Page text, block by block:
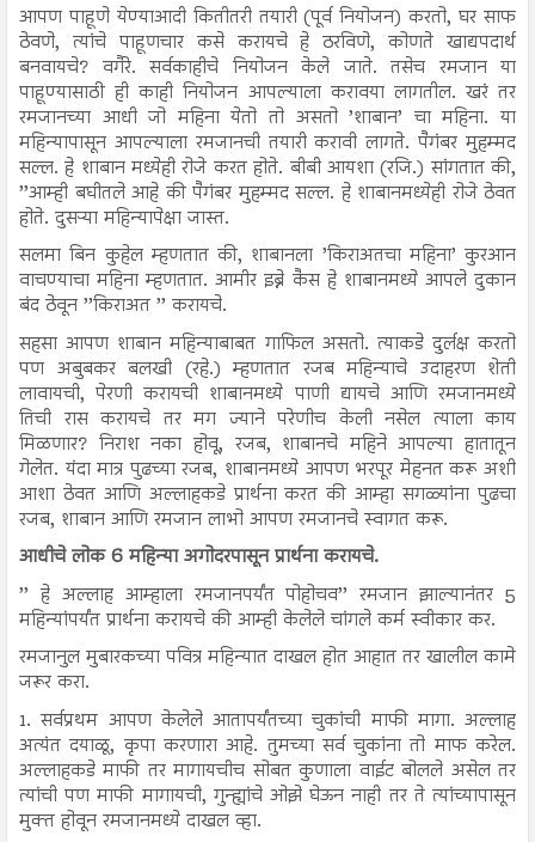
आपण पाहूणे येण्याआदी कितीतरी तयारी (पूर्व नियोजन) करतो, घर साफ
ठेवणे, त्यांचे पाहूणचार कसे करायचे हे ठरविणे, कोणते खाद्यपदार्थ
बनवायचे? वगैरे. सर्वकाहीचे नियोजन केले जाते. तसेच रमजान या
पाहूण्यासाठी ही काही नियोजन आपल्याला करावया लागतील. खरं तर
रमजानच्या आधी जो महिना येतो तो असतो ’शाबान’ चा महिना. या
महिन्यापासून आपल्याला रमजानची तयारी करावी लागते. पैगंबर मुहम्मद
सल्ल. हे शाबान मध्येही रोजे करत होते. बीबी आयशा (रजि.) सांगतात की,
’’आम्ही बघीतले आहे की पैगंबर मुहम्मद सल्ल. हे शाबानमध्येही रोजे ठेवत
होते. दुसऱ्या महिन्यापेक्षा जास्त.
सलमा बिन कुहेल म्हणतात की, शाबानला ’किराअतचा महिना’ कुरआन
वाचण्याचा महिना म्हणतात. आमीर इब्ने कैस हे शाबानमध्ये आपले दुकान
बंद ठेवून ’’किराअत ’’ करायचे.
सहसा आपण शाबान महिन्याबाबत गाफिल असतो. त्याकडे दुर्लक्ष करतो
पण अबुबकर बलखी (रहे.) म्हणतात रजब महिन्याचे उदाहरण शेती
लावायची, पेरणी करायची शाबानमध्ये पाणी द्यायचे आणि रमजानमध्ये
तिची रास करायचे तर मग ज्याने परेणीच केली नसेल त्याला काय
मिळणार? निराश नका होवू, रजब, शाबानचे महिने आपल्या हातातून
गेलेत. यंदा मात्र पुढच्या रजब, शाबानमध्ये आपण भरपूर मेहनत करू अशी
आशा ठेवत आणि अल्लाहकडे प्रार्थना करत की आम्हा सगळ्यांना पुढचा
रजब, शाबान आणि रमजान लाभो आपण रमजानचे स्वागत करू.
आधीचे लोक 6 महिन्या अगोदरपासून प्रार्थना करायचे.
’’ हे अल्लाह आम्हाला रमजानपर्यंत पोहोचव’’ रमजान झाल्यानंतर 5
महिन्यांपर्यंत प्रार्थना करायचे की आम्ही केलेले चांगले कर्म स्वीकार कर.
रमजानुल मुबारकच्या पवित्र महिन्यात दाखल होत आहात तर खालील कामे
जरूर करा.
1. सर्वप्रथम आपण केलेले आतापर्यंतच्या चुकांची माफी मागा. अल्लाह
अत्यंत दयाळू, कृपा करणारा आहे. तुमच्या सर्व चुकांना तो माफ करेल.
अल्लाहकडे माफी तर मागायचीच सोबत कुणाला वाईट बोलले असेल तर
त्यांची पण माफी मागायची, गुन्ह्यांचे ओझे घेऊन नाही तर ते त्यांच्यापासून
मुक्त होवून रमजानमध्ये दाखल व्हा.